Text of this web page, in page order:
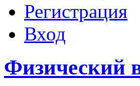
Регистрация
Вход
Физический